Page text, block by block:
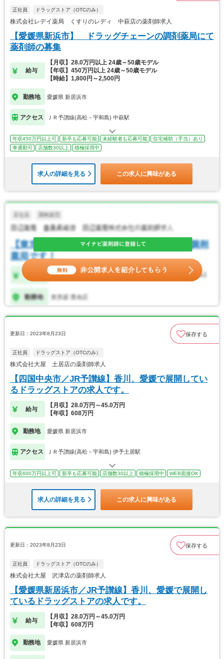
正社員 ドラッグストア（OTCのみ）
株式会社レデイ薬局 くすりのレディ 中萩店の薬剤師求人
【愛媛県新浜市】 ドラッグチェーンの調剤薬局にて
薬剤師の募集
給与
【月収】28.0万円以上 24歳～50歳モデル
【年収】450万円以上 24歳～50歳モデル
【時給】1,800円～2,500円
勤務地 愛媛県 新居浜市
アクセス ＪＲ予讃線(高松－宇和島) 中萩駅
年収450万円以上可 新卒も応募可能 未経験者も応募可能
住宅補助（手当）あり
車通勤可
店舗数30以上 積極採用中
求人の詳細を見る この求人に興味がある
更新日：2023年8月23日 保存する
正社員 ドラッグストア（OTCのみ）
株式会社大屋 土居店の薬剤師求人
【四国中央市／JR予讃線】香川、愛媛で展開してい
るドラッグストアの求人です。
給与
【月収】28.0万円～45.0万円
【年収】608万円
勤務地 愛媛県 新居浜市
アクセス ＪＲ予讃線(高松－宇和島) 伊予土居駅
年収600万円以上可 新卒も応募可能 店舗数30以上 積極採用中 WEB面接OK
求人の詳細を見る この求人に興味がある
更新日：2023年8月23日 保存する
正社員 ドラッグストア（OTCのみ）
株式会社大屋 沢津店の薬剤師求人
【愛媛県新居浜市／JR予讃線】香川、愛媛で展開し
ているドラッグストアの求人です。
給与
【月収】28.0万円～45.0万円
【年収】608万円
勤務地 愛媛県 新居浜市